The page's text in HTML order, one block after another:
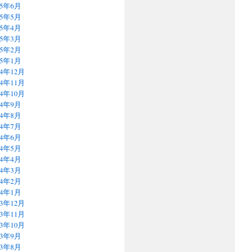
年6月
年5月
年4月
年3月
年2月
年1月
年12月
年11月
年10月
年9月
年8月
年7月
年6月
年5月
年4月
年3月
年2月
年1月
年12月
年11月
年10月
年9月
年8月